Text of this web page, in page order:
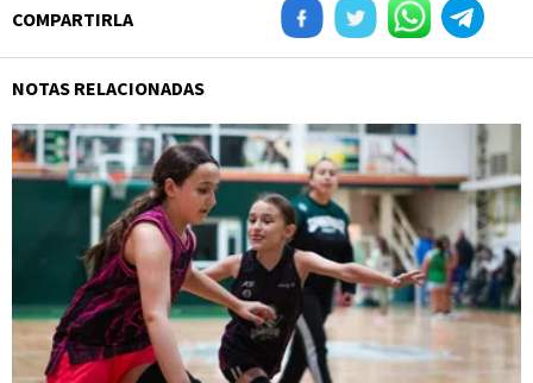
COMPARTIRLA
NOTAS RELACIONADAS